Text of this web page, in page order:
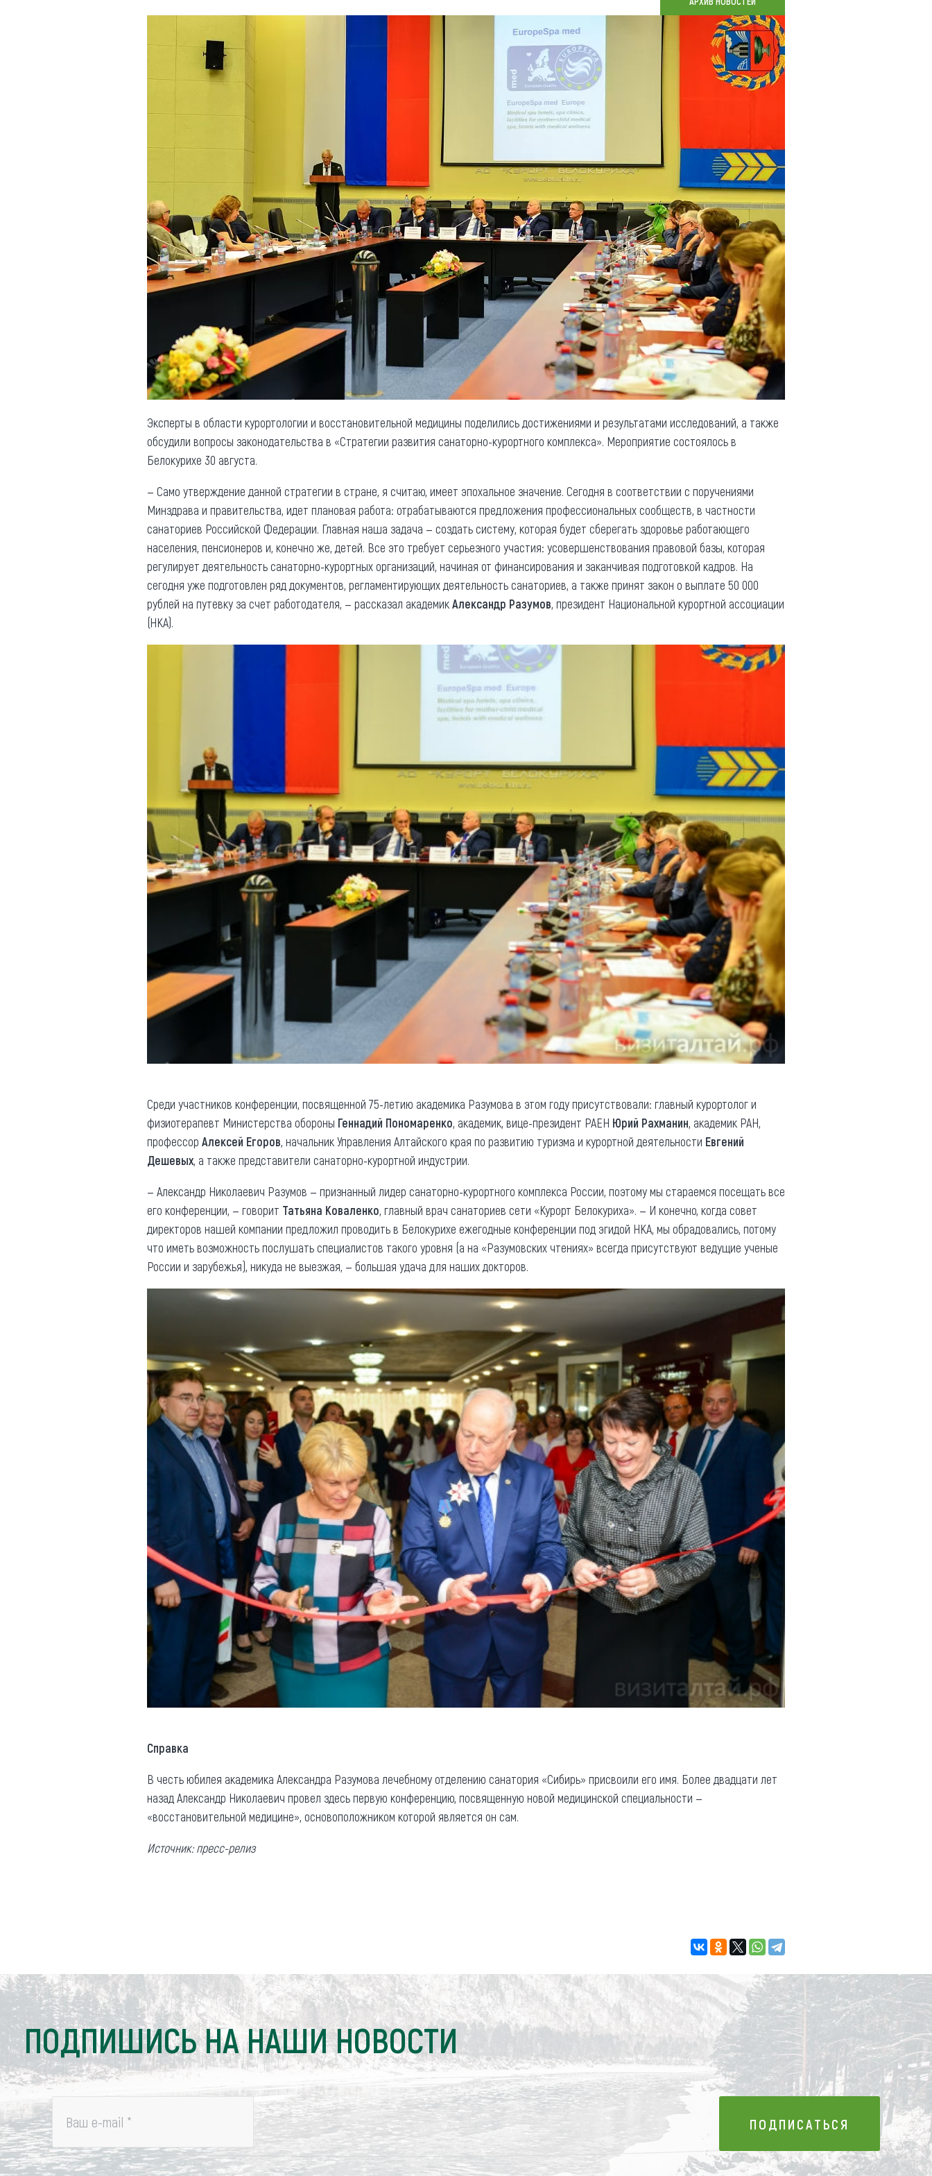
Карта
Что привезти (сувениры)
О регионе
Общая информация
Как добраться
Люди, прославившие Алтай
Карты и буклеты
Коллекция впечатлений
Блог путешественника
Видеогалерея
Другие рубрики
Реестр туроператоров
Реестр туристических
агентств Алтайского края
Противодействие коррупции
Эксперты в области курортологии и восстановительной медицины поделились достижениями и результатами исследований, а также
обсудили вопросы законодательства в «Стратегии развития санаторно-курортного комплекса». Мероприятие состоялось в
Белокурихе 30 августа.
— Само утверждение данной стратегии в стране, я считаю, имеет эпохальное значение. Сегодня в соответствии с поручениями
Минздрава и правительства, идет плановая работа: отрабатываются предложения профессиональных сообществ, в частности
санаториев Российской Федерации. Главная наша задача — создать систему, которая будет сберегать здоровье работающего
населения, пенсионеров и, конечно же, детей. Все это требует серьезного участия: усовершенствования правовой базы, которая
регулирует деятельность санаторно-курортных организаций, начиная от финансирования и заканчивая подготовкой кадров. На
сегодня уже подготовлен ряд документов, регламентирующих деятельность санаториев, а также принят закон о выплате 50 000
рублей на путевку за счет работодателя, — рассказал академикАлександр Разумов, президент Национальной курортной ассоциации
(НКА).
Среди участников конференции, посвященной 75-летию академика Разумова в этом году присутствовали: главный курортолог и
физиотерапевт Министерства обороны Геннадий Пономаренко, академик, вице-президент РАЕН Юрий Рахманин, академик РАН,
профессор Алексей Егоров, начальник Управления Алтайского края по развитию туризма и курортной деятельности Евгений
Дешевых, а также представители санаторно-курортной индустрии.
— Александр Николаевич Разумов — признанный лидер санаторно-курортного комплекса России, поэтому мы стараемся посещать все
его конференции, — говорит Татьяна Коваленко, главный врач санаториев сети «Курорт Белокуриха». — И конечно, когда совет
директоров нашей компании предложил проводить в Белокурихе ежегодные конференции под эгидой НКА, мы обрадовались, потому
что иметь возможность послушать специалистов такого уровня (а на «Разумовских чтениях» всегда присутствуют ведущие ученые
России и зарубежья), никуда не выезжая, — большая удача для наших докторов.
Справка
В честь юбилея академика Александра Разумова лечебному отделению санатория «Сибирь» присвоили его имя. Более двадцати лет
назад Александр Николаевич провел здесь первую конференцию, посвященную новой медицинской специальности —
«восстановительной медицине», основоположником которой является он сам.
Источник: пресс-релиз
ПОДПИШИСЬ НА НАШИ НОВОСТИ
Ваш e-mail * ПОДПИСАТЬСЯ